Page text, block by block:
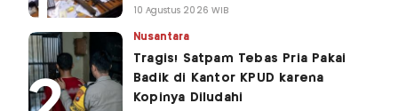
10 Agustus 2026 WIB
Nusantara
Tragis! Satpam Tebas Pria Pakai
Badik di Kantor KPUD karena
Kopinya Diludahi